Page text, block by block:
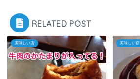
RELATED POST
美味しい店 美味しい店